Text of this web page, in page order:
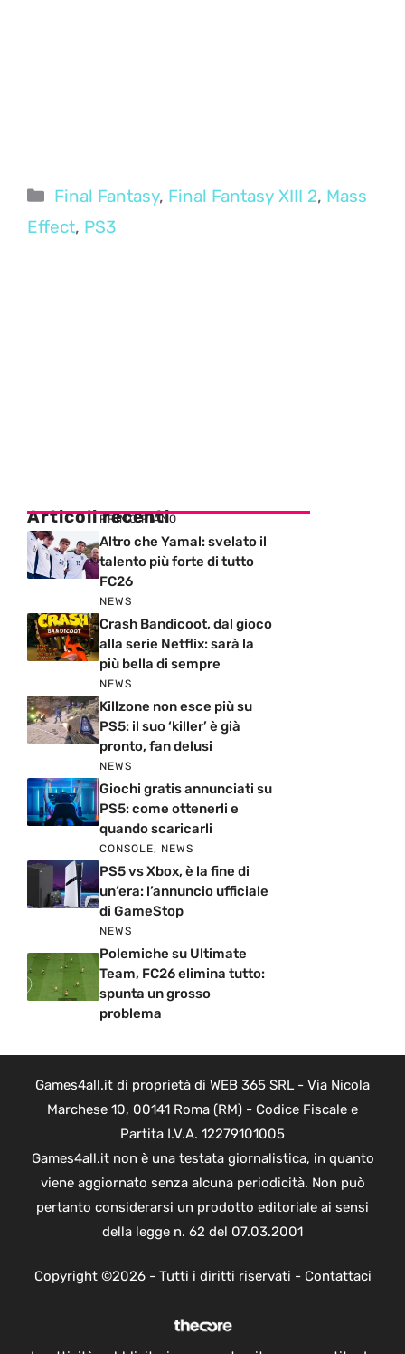
Categorie
Final Fantasy, Final Fantasy XIII 2, Mass
Effect, PS3
Articoli recenti
PRIMO PIANO
Altro che Yamal: svelato il
talento più forte di tutto
FC26
NEWS
Crash Bandicoot, dal gioco
alla serie Netflix: sarà la
più bella di sempre
NEWS
Killzone non esce più su
PS5: il suo ‘killer’ è già
pronto, fan delusi
NEWS
Giochi gratis annunciati su
PS5: come ottenerli e
quando scaricarli
CONSOLE, NEWS
PS5 vs Xbox, è la fine di
un’era: l’annuncio ufficiale
di GameStop
NEWS
Polemiche su Ultimate
Team, FC26 elimina tutto:
spunta un grosso
problema
Games4all.it di proprietà di WEB 365 SRL - Via Nicola
Marchese 10, 00141 Roma (RM) - Codice Fiscale e
Partita I.V.A. 12279101005
Games4all.it non è una testata giornalistica, in quanto
viene aggiornato senza alcuna periodicità. Non può
pertanto considerarsi un prodotto editoriale ai sensi
della legge n. 62 del 07.03.2001
Copyright ©2026 - Tutti i diritti riservati - Contattaci